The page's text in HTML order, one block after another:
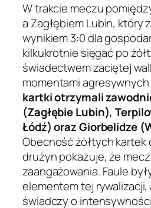
W trakcie meczu
a Zagłębiem Lubin, który
wynikiem 3:0 dla
kilkukrotnie sięgać po
świadectwem zaciętej
momentami agresywnych
kartki otrzymali
(Zagłębie Lubin),
Łódź) oraz Giorbelidze
Obecność żółtych kartek
drużyn pokazuje, że mecz
zaangażowania. Faule
elementem tej rywalizacji,
świadczy o